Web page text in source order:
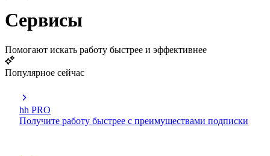
Сервисы
Помогают искать работу быстрее и эффективнее
Популярное сейчас
hh PRO
Получите работу быстрее с преимуществами подписки